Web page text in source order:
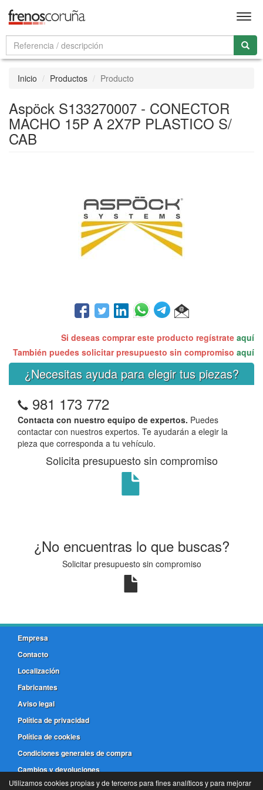
Inicio Productos Producto
Aspöck S133270007 - CONECTOR
MACHO 15P A 2X7P PLASTICO S/
CAB
Si deseas comprar este producto regístrate aquí
También puedes solicitar presupuesto sin compromiso aquí
¿Necesitas ayuda para elegir tus piezas?
981 173 772
Contacta con nuestro equipo de expertos. Puedes
contactar con nuestros expertos. Te ayudarán a elegir la
pieza que corresponda a tu vehículo.
Solicita presupuesto sin compromiso
¿No encuentras lo que buscas?
Solicitar presupuesto sin compromiso
Empresa
Contacto
Localización
Fabricantes
Aviso legal
Política de privacidad
Política de cookies
Condiciones generales de compra
Cambios y devoluciones
Utilizamos cookies propias y de terceros para fines analíticos y para mejorar